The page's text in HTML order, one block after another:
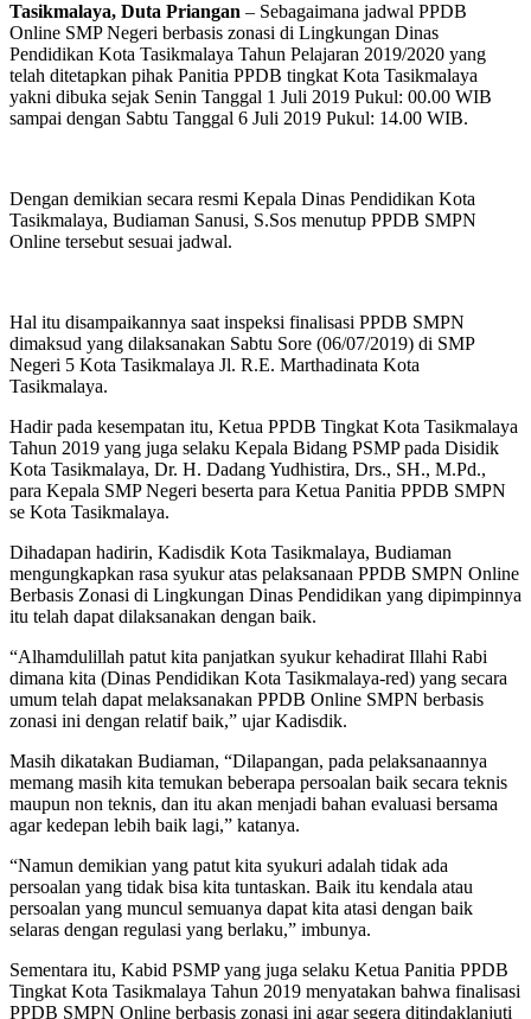
Tasikmalaya, Duta Priangan – Sebagaimana jadwal PPDB
Online SMP Negeri berbasis zonasi di Lingkungan Dinas
Pendidikan Kota Tasikmalaya Tahun Pelajaran 2019/2020 yang
telah ditetapkan pihak Panitia PPDB tingkat Kota Tasikmalaya
yakni dibuka sejak Senin Tanggal 1 Juli 2019 Pukul: 00.00 WIB
sampai dengan Sabtu Tanggal 6 Juli 2019 Pukul: 14.00 WIB.
Dengan demikian secara resmi Kepala Dinas Pendidikan Kota
Tasikmalaya, Budiaman Sanusi, S.Sos menutup PPDB SMPN
Online tersebut sesuai jadwal.
Hal itu disampaikannya saat inspeksi finalisasi PPDB SMPN
dimaksud yang dilaksanakan Sabtu Sore (06/07/2019) di SMP
Negeri 5 Kota Tasikmalaya Jl. R.E. Marthadinata Kota
Tasikmalaya.
Hadir pada kesempatan itu, Ketua PPDB Tingkat Kota Tasikmalaya
Tahun 2019 yang juga selaku Kepala Bidang PSMP pada Disidik
Kota Tasikmalaya, Dr. H. Dadang Yudhistira, Drs., SH., M.Pd.,
para Kepala SMP Negeri beserta para Ketua Panitia PPDB SMPN
se Kota Tasikmalaya.
Dihadapan hadirin, Kadisdik Kota Tasikmalaya, Budiaman
mengungkapkan rasa syukur atas pelaksanaan PPDB SMPN Online
Berbasis Zonasi di Lingkungan Dinas Pendidikan yang dipimpinnya
itu telah dapat dilaksanakan dengan baik.
“Alhamdulillah patut kita panjatkan syukur kehadirat Illahi Rabi
dimana kita (Dinas Pendidikan Kota Tasikmalaya-red) yang secara
umum telah dapat melaksanakan PPDB Online SMPN berbasis
zonasi ini dengan relatif baik,” ujar Kadisdik.
Masih dikatakan Budiaman, “Dilapangan, pada pelaksanaannya
memang masih kita temukan beberapa persoalan baik secara teknis
maupun non teknis, dan itu akan menjadi bahan evaluasi bersama
agar kedepan lebih baik lagi,” katanya.
“Namun demikian yang patut kita syukuri adalah tidak ada
persoalan yang tidak bisa kita tuntaskan. Baik itu kendala atau
persoalan yang muncul semuanya dapat kita atasi dengan baik
selaras dengan regulasi yang berlaku,” imbunya.
Sementara itu, Kabid PSMP yang juga selaku Ketua Panitia PPDB
Tingkat Kota Tasikmalaya Tahun 2019 menyatakan bahwa finalisasi
PPDB SMPN Online berbasis zonasi ini agar segera ditindaklanjuti